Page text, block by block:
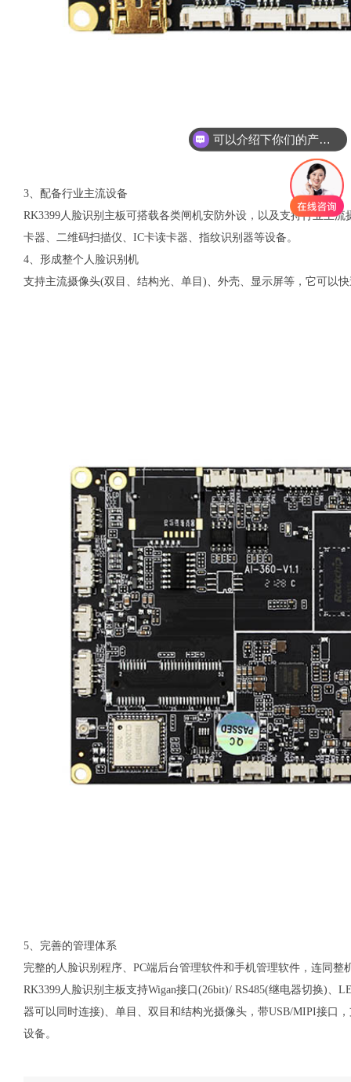
3、配备行业主流设备
RK3399人脸识别主板可搭载各类闸机安防外设，以及支持行业主
卡器、二维码扫描仪、IC卡读卡器、指纹识别器等设备。
4、形成整个人脸识别机
支持主流摄像头(双目、结构光、单目)、外壳、显示屏等，它可以
5、完善的管理体系
完整的人脸识别程序、PC端后台管理软件和手机管理软件，连同整
RK3399人脸识别主板支持Wigan接口(26bit)/ RS485(继电器切换)
器可以同时连接)、单目、双目和结构光摄像头，带USB/MIPI接口
设备。
可以介绍下你们的产品么